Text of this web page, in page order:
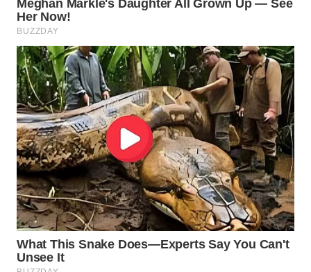
WN
BINTAN
WN
MANDALIKA
WN
LIKUPANG
WN
LABUANBAJO
WN
BORNEO